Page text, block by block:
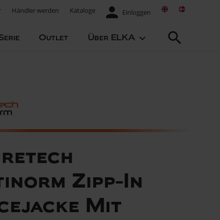
Händler werden Kataloge person Einloggen
Outlet Über ELKA keyboard_arrow_down search
Zipp-In
Mit